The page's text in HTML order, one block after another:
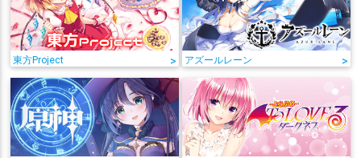
東方Project > アズールレーン >